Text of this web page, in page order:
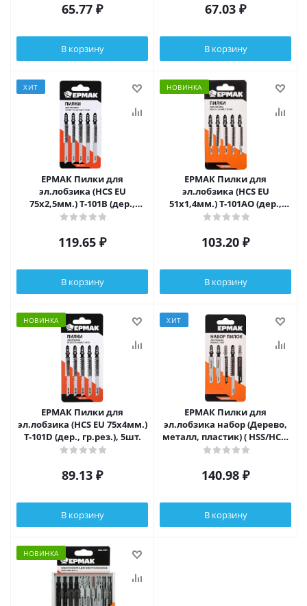
65.77 ₽
В корзину
67.03 ₽
В корзину
ХИТ
ЕРМАК Пилки для
эл.лобзика (HCS EU
75х2,5мм.) T-101В (дер.,
ламин.,точн.рез.), 5шт.
119.65 ₽
В корзину
НОВИНКА
ЕРМАК Пилки для
эл.лобзика (HCS EU
51х1,4мм.) T-101АО (дер.,
ламинат.,фиг.рез.), 5шт.
103.20 ₽
В корзину
НОВИНКА
ЕРМАК Пилки для
эл.лобзика (HCS EU 75х4мм.)
T-101D (дер., гр.рез.), 5шт.
89.13 ₽
В корзину
ХИТ
ЕРМАК Пилки для
эл.лобзика набор (Дерево,
металл, пластик) ( HSS/HCS)
5шт (T-SET)
140.98 ₽
В корзину
НОВИНКА